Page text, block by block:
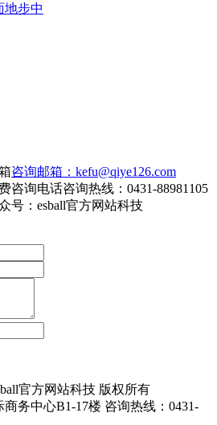
地步中
咨询邮箱：kefu@qiye126.com
咨询热线：0431-88981105
号：esball官方网站科技
官方网站科技 版权所有
务中心B1-17楼 咨询热线：0431-